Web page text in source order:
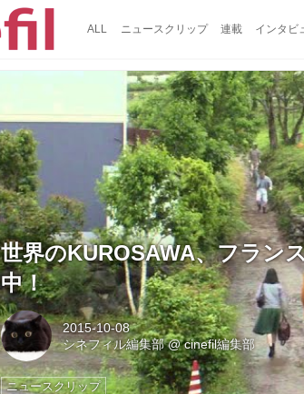
ALL ニュースクリップ 連載 インタビ
世界のKUROSAWA、フラン
中！
2015-10-08
シネフィル編集部@cinefil編集部
ニュースクリップ